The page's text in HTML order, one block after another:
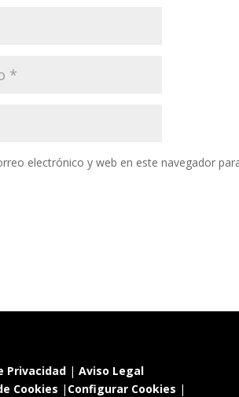
electrónico y web en este navegador
Privacidad| Aviso Legal
Cookies | Configurar Cookies |